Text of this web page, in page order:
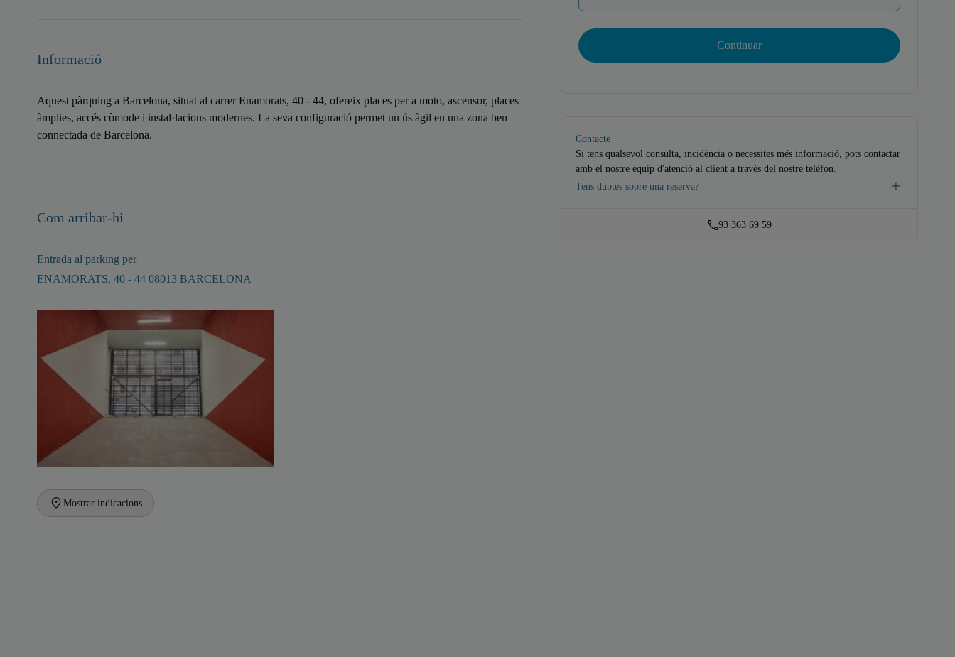
Informació
Aquest pàrquing a Barcelona, situat al carrer Enamorats, 40 - 44, ofereix places per a moto, ascensor, places
àmplies, accés còmode i instal·lacions modernes. La seva configuració permet un ús àgil en una zona ben
connectada de Barcelona.
Com arribar-hi
Entrada al parking per
ENAMORATS, 40 - 44 08013 BARCELONA
Mostrar indicacions
Continuar
Contacte
Si tens qualsevol consulta, incidència o necessites més informació, pots contactar
amb el nostre equip d'atenció al client a través del nostre telèfon.
Tens dubtes sobre una reserva?
93 363 69 59